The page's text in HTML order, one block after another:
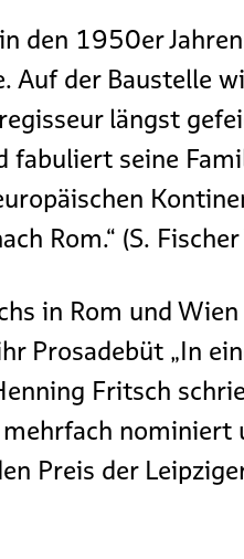
den 1950er
Auf der Baustelle
längst
seine
Rom.“ (S. Fischer
in Rom und
Prosadebüt „In
Fritsch
nominiert
Preis der